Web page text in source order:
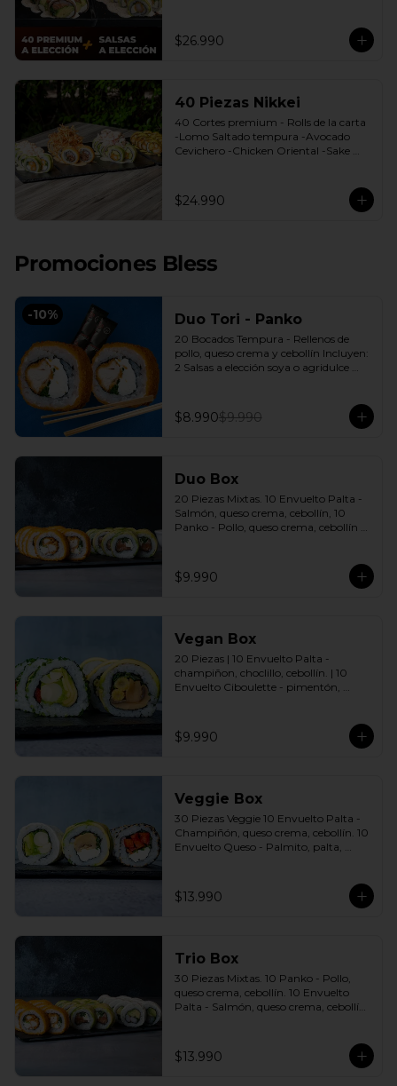
$26.990
40 Piezas Nikkei
40 Cortes premium - Rolls de la carta
-Lomo Saltado tempura -Avocado
Cevichero -Chicken Oriental -Sake
$24.990
Promociones Bless
-10% Duo Tori - Panko
20 Bocados Tempura - Rellenos de
pollo, queso crema y cebollín Incluyen:
2 Salsas a elección soya o agridulce
$8.990$9.990
Duo Box
20 Piezas Mixtas. 10 Envuelto Palta -
Salmón, queso crema, cebollín, 10
Panko - Pollo, queso crema, cebollín
$9.990
Vegan Box
20 Piezas | 10 Envuelto Palta -
champiñon, choclillo, cebollín. | 10
Envuelto Ciboulette - pimentón,
palitos
$9.990
Veggie Box
30 Piezas Veggie 10 Envuelto Palta -
Champiñón, queso crema, cebollín. 10
Envuelto Queso - Palmito, palta,
Incluye: 3 Salsas a elección soya o
agridulce Bless + 2 palitos
$13.990
Trio Box
30 Piezas Mixtas. 10 Panko - Pollo,
queso crema, cebollín. 10 Envuelto
Palta - Salmón, queso crema, cebollín.
agridulce Bless + 2 palitos
$13.990